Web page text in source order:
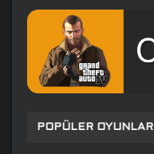
POPÜLER OYUNLAR